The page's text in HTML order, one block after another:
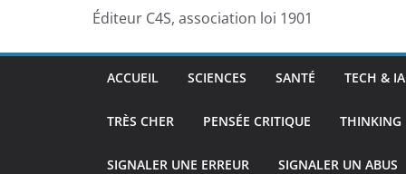
Éditeur C4S, association loi 1901
ACCUEIL SCIENCES SANTÉ TECH & IA
TRÈS CHER PENSÉE CRITIQUE THINKING
SIGNALER UNE ERREUR SIGNALER UN ABUS